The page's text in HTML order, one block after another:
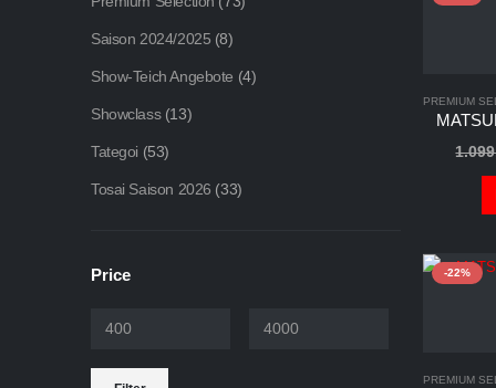
PREMIUM
-22%
PREMIUM
Saison 2024/2025 (8)
Show-Teich Angebote (4)
Showclass (13)
Tategoi (53)
Tosai Saison 2026 (33)
Price
Min.
Max.